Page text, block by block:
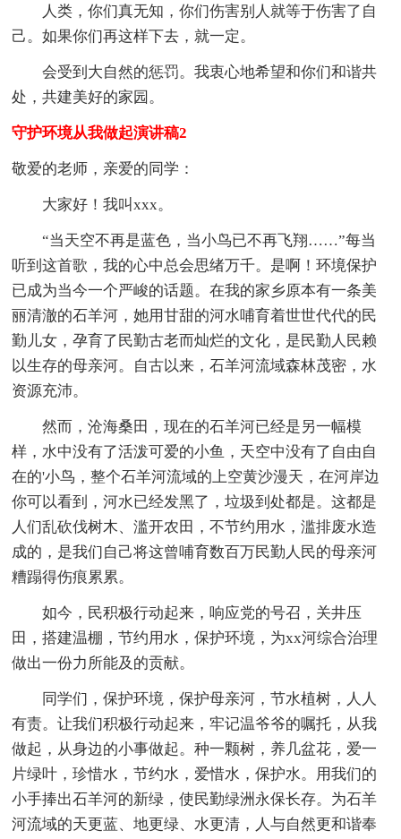
人类，你们真无知，你们伤害别人就等于伤害了自
己。如果你们再这样下去，就一定。
会受到大自然的惩罚。我衷心地希望和你们和谐共
处，共建美好的家园。
守护环境从我做起演讲稿2
敬爱的老师，亲爱的同学：
大家好！我叫xxx。
“当天空不再是蓝色，当小鸟已不再飞翔……”每当
听到这首歌，我的心中总会思绪万千。是啊！环境保护
已成为当今一个严峻的话题。在我的家乡原本有一条美
丽清澈的石羊河，她用甘甜的河水哺育着世世代代的民
勤儿女，孕育了民勤古老而灿烂的文化，是民勤人民赖
以生存的母亲河。自古以来，石羊河流域森林茂密，水
资源充沛。
然而，沧海桑田，现在的石羊河已经是另一幅模
样，水中没有了活泼可爱的小鱼，天空中没有了自由自
在的'小鸟，整个石羊河流域的上空黄沙漫天，在河岸边
你可以看到，河水已经发黑了，垃圾到处都是。这都是
人们乱砍伐树木、滥开农田，不节约用水，滥排废水造
成的，是我们自己将这曾哺育数百万民勤人民的母亲河
糟蹋得伤痕累累。
如今，民积极行动起来，响应党的号召，关井压
田，搭建温棚，节约用水，保护环境，为xx河综合治理
做出一份力所能及的贡献。
同学们，保护环境，保护母亲河，节水植树，人人
有责。让我们积极行动起来，牢记温爷爷的嘱托，从我
做起，从身边的小事做起。种一颗树，养几盆花，爱一
片绿叶，珍惜水，节约水，爱惜水，保护水。用我们的
小手捧出石羊河的新绿，使民勤绿洲永保长存。为石羊
河流域的天更蓝、地更绿、水更清，人与自然更和谐奉